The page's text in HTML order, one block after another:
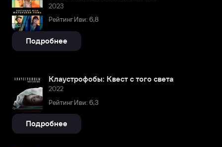
2023
Рейтинг Иви: 6,8
Подробнее
Клаустрофобы: Квест с того света
2022
Рейтинг Иви: 6,3
Подробнее